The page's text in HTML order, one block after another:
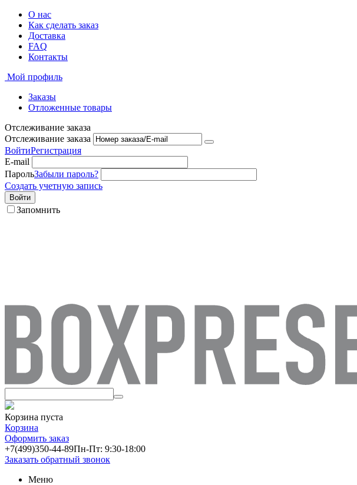
О нас
Как сделать заказ
Доставка
FAQ
Контакты
Мой профиль
Заказы
Отложенные товары
Отслеживание заказа
Отслеживание заказа
ВойтиРегистрация
E-mail
ПарольЗабыли пароль?
Создать учетную запись
Войти
Запомнить
Корзина пуста
Корзина
Оформить заказ
+7(499)350-44-89Пн-Пт: 9:30-18:00
Заказать обратный звонок
Меню